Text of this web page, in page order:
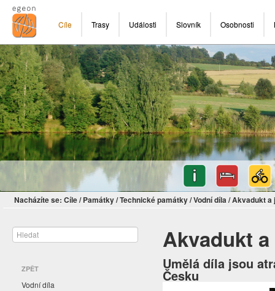
Cíle Trasy Události Slovník Osobnosti
Nacházíte se: Cíle/ Památky/Technické památky/Vodní díla/Akvadukt a
ZPĚT
Vodní díla
Akvadukt
Umělá díla jsou
Česku